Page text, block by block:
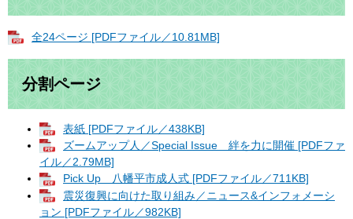
全24ページ [PDFファイル／10.81MB]
分割ページ
表紙 [PDFファイル／438KB]
ズームアップ人／Special Issue 絆を力に開催 [PDFファ
イル／2.79MB]
Pick Up 八幡平市成人式 [PDFファイル／711KB]
震災復興に向けた取り組み／ニュース&インフォメーシ
ョン [PDFファイル／982KB]